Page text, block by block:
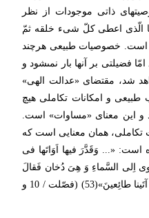
ذاتى موجودات از نظر
الّذى اعطى كلّ شى‏ء خلقه ثمّ
است. خصوصیات طبیعى هرچند
فضیلتى بر آن‏ها بار نمى‏شود و
شد، مقتضاى «عدالت الهى»
طبیعى و امكانات تكاملى هیچ
و این معناى «مساوات» است.
تكاملى، همان معنایى است كه
است: «... وَقَدَّرَ فیها اَوَاتَها فى
اِلى السَّماءِ وَ هِىَ دُخان فَقالَ
لَها وَ لِلأرْض اَئْتِیا طَوْعاً اَوْ كَرْهاً قالَتا آتَینا طائِعینَ»(53) (فصّلت / 10 و